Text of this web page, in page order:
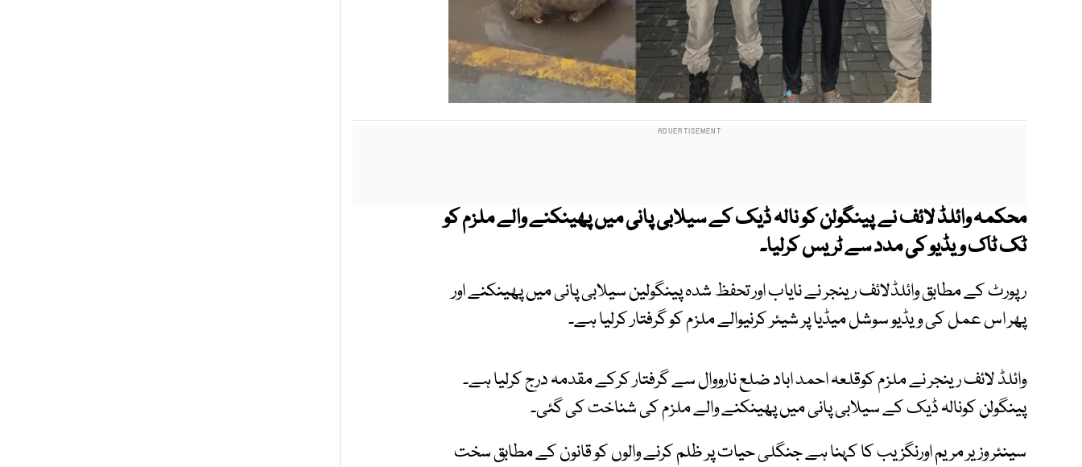
محکمہ وائلڈ لائف نے پینگولن کو نالہ ڈیک کے سیلابی پانی میں پھینکنے والے ملزم کو
ٹک ٹاک ویڈیو کی مدد سے ٹریس کرلیا۔
رپورٹ کے مطابق وائلڈلائف رینجر نے نایاب اور تحفظ شدہ پینگولین سیلابی پانی میں پھینکنے اور
پھر اس عمل کی ویڈیو سوشل میڈیا پر شیئر کرنیوالے ملزم کو گرفتار کرلیا ہے۔
وائلڈ لائف رینجر نے ملزم کوقلعہ احمد اباد ضلع نارووال سے گرفتار کرکے مقدمہ درج کرلیا ہے۔
پینگولن کونالہ ڈیک کے سیلابی پانی میں پھینکنے والے ملزم کی شناخت کی گئی۔
سینئر وزیر مریم اورنگزیب کا کہنا ہے جنگلی حیات پر ظلم کرنے والوں کو قانون کے مطابق سخت